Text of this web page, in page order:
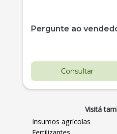
Pergunte ao
Consultar
Visitá
Insumos agrícolas